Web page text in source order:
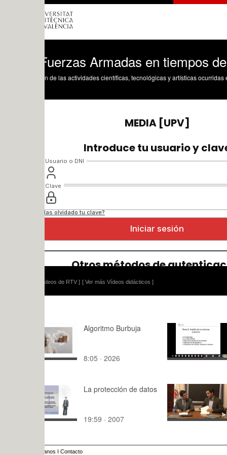
Armadas en tiempos de paz
de las actividades científicas, tecnológicas y artísticas ocurridas en los tres
[ Ver más Vídeos didácticos ]
Algoritmo Burbuja
8:05 · 2026
Análisis
(ANOVA)
117:07 ·
La protección de datos
19:59 · 2007
UPV y
de
3:42 · 2024